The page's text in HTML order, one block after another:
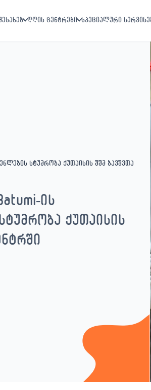
დღის ცენტრები სპეციალური
სტუმრობა ქუთაისის შშმ ბავშვთა
ის
ქუთაისის